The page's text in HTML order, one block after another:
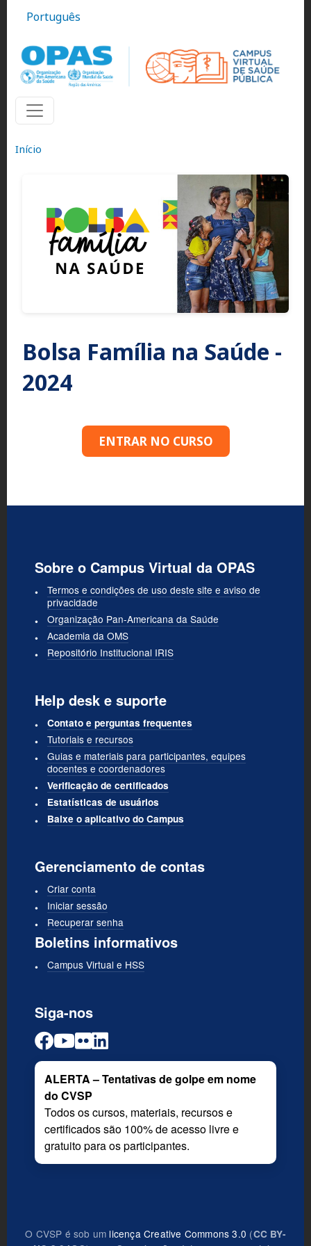
Português
Início
Bolsa Família na Saúde -
2024
ENTRAR NO CURSO
Sobre o Campus Virtual da OPAS
Termos e condições de uso deste site e aviso de
privacidade
Organização Pan-Americana da Saúde
Academia da OMS
Repositório Institucional IRIS
Help desk e suporte
Contato e perguntas frequentes
Tutoriais e recursos
Guias e materiais para participantes, equipes
docentes e coordenadores
Verificação de certificados
Estatísticas de usuários
Baixe o aplicativo do Campus
Gerenciamento de contas
Criar conta
Iniciar sessão
Recuperar senha
Boletins informativos
Campus Virtual e HSS
Siga-nos
ALERTA – Tentativas de golpe em nome
do CVSP
Todos os cursos, materiais, recursos e
certificados são 100% de acesso livre e
gratuito para os participantes.
O CVSP é sob um licença Creative Commons 3.0 (CC BY-